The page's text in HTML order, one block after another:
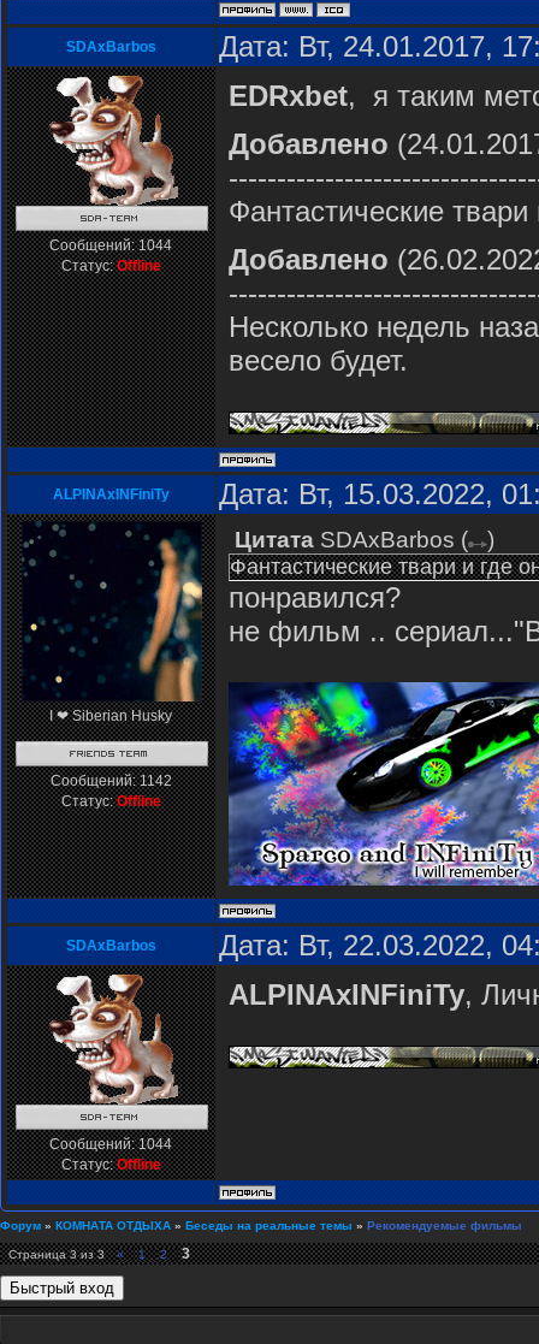
SDAxBarbos Дата: Вт, 24.01.2017,
Сообщений:1044
Статус:Offline
EDRxbet, я таким
Добавлено
Фантастические
Добавлено
Несколько недель
весело будет.
ALPINAxINFiniTy Дата: Вт, 15.03.2022,
I ❤ Siberian Husky
Сообщений:1142
Статус:Offline
Цитата SDAxBarbos ( )
Фантастические твари и где
понравился?
не фильм ..
SDAxBarbos Дата: Вт, 22.03.2022,
Сообщений:1044
Статус:Offline
ALPINAxINFiniTy,
Форум » КОМНАТА ОТДЫХА » Беседы на реальные темы » Рекомендуемые фильмы
Страница3из3 « 1 2 3